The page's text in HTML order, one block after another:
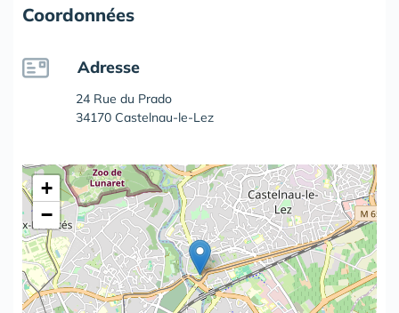
Coordonnées
Adresse
24 Rue du Prado
34170 Castelnau-le-Lez
+
−